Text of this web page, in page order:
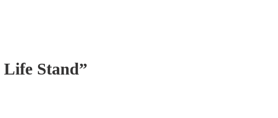
Stand”